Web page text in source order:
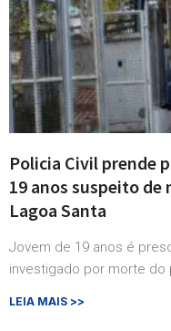
Policia Civil prende
19 anos suspeito de
Lagoa Santa
Jovem de 19 anos é
investigado por morte do
LEIA MAIS >>